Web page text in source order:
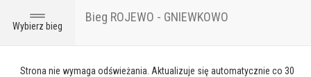
Toggle
navigation
Wybierz bieg
Bieg ROJEWO - GNIEWKOWO
Strona nie wymaga odświeżania. Aktualizuje się automatycznie co 30